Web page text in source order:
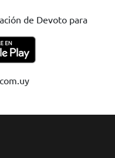
de Devoto para